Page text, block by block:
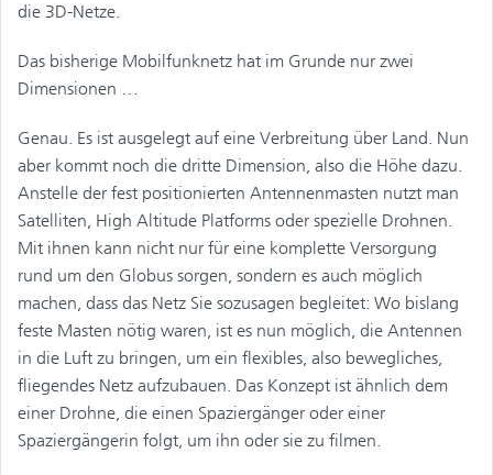
die 3D-Netze.
Das bisherige Mobilfunknetz hat im Grunde nur zwei
Dimensionen …
Genau. Es ist ausgelegt auf eine Verbreitung über Land. Nun
aber kommt noch die dritte Dimension, also die Höhe dazu.
Anstelle der fest positionierten Antennenmasten nutzt man
Satelliten, High Altitude Platforms oder spezielle Drohnen.
Mit ihnen kann nicht nur für eine komplette Versorgung
rund um den Globus sorgen, sondern es auch möglich
machen, dass das Netz Sie sozusagen begleitet: Wo bislang
feste Masten nötig waren, ist es nun möglich, die Antennen
in die Luft zu bringen, um ein flexibles, also bewegliches,
fliegendes Netz aufzubauen. Das Konzept ist ähnlich dem
einer Drohne, die einen Spaziergänger oder einer
Spaziergängerin folgt, um ihn oder sie zu filmen.